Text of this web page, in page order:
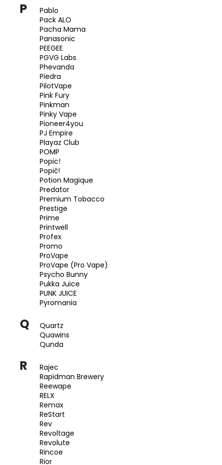
P
Pablo
Pack ALO
Pacha Mama
Panasonic
PEEGEE
PGVG Labs
Phevanda
Piedra
PilotVape
Pink Fury
Pinkman
Pinky Vape
Pioneer4you
PJ Empire
Playaz Club
POMP
Popic!
Popič!
Potion Magique
Predator
Premium Tobacco
Prestige
Prime
Printwell
Profex
Promo
ProVape
ProVape (Pro Vape)
Psycho Bunny
Pukka Juice
PUNK JUICE
Pyromania
Q
Quartz
Quawins
Qunda
R
Rajec
Rapidman Brewery
Reewape
RELX
Remax
ReStart
Rev
Revoltage
Revolute
Rincoe
Rior